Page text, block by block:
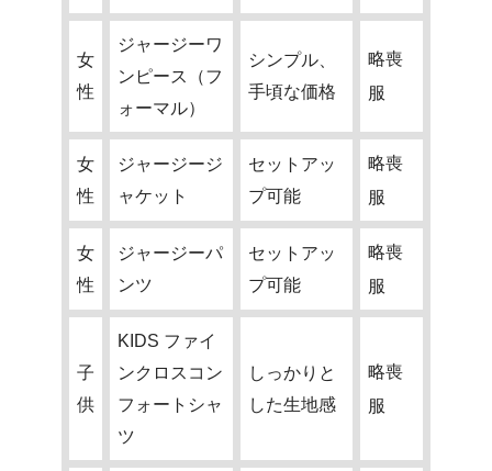
女
性
ジャージーワ
ンピース（フ
ォーマル）
シンプル、
手頃な価格
略喪
服
女
性
ジャージージ
ャケット
セットアッ
プ可能
略喪
服
女
性
ジャージーパ
ンツ
セットアッ
プ可能
略喪
服
子
供
KIDS ファイ
ンクロスコン
フォートシャ
ツ
しっかりと
した生地感
略喪
服